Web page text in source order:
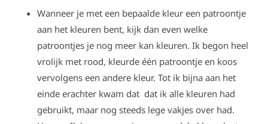
Wanneer je met een bepaalde kleur een patroontje
aan het kleuren bent, kijk dan even welke
patroontjes je nog meer kan kleuren. Ik begon heel
vrolijk met rood, kleurde één patroontje en koos
vervolgens een andere kleur. Tot ik bijna aan het
einde erachter kwam dat dat ik alle kleuren had
gebruikt, maar nog steeds lege vakjes over had.